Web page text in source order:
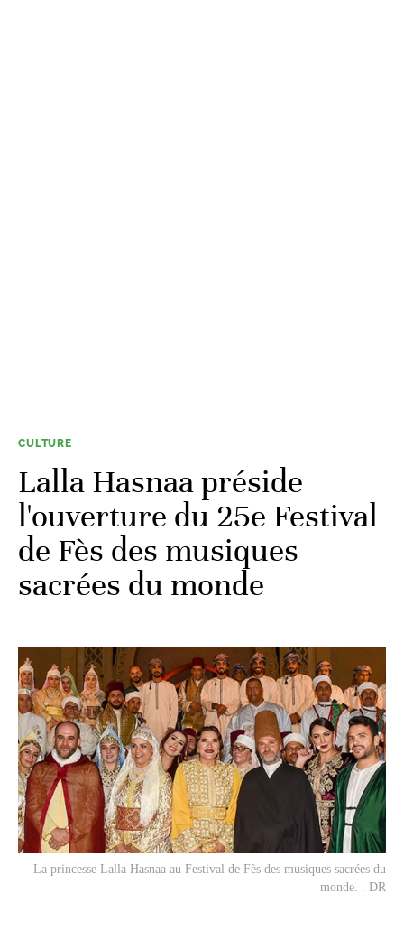
CULTURE
Lalla Hasnaa préside
l'ouverture du 25e Festival
de Fès des musiques
sacrées du monde
La princesse Lalla Hasnaa au Festival de Fès des musiques sacrées du
monde. . DR